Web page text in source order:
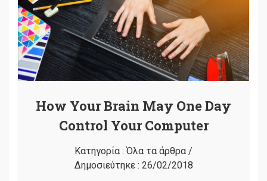
How Your Brain May One Day
Control Your Computer
Κατηγορία :Όλα τα άρθρα /
Δημοσιεύτηκε : 26/02/2018